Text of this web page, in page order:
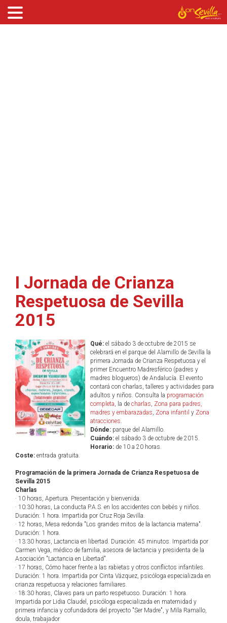
I Jornada de Crianza
Respetuosa de Sevilla
2015
Qué:el sábado 3 de octubre de 2015 se
celebrará en el parque del Alamillo de Sevilla la
primera Jornada de Crianza Respetuosa y el
primer Encuentro Madresférico (padres y
madres blogueros) de Andalucía. El evento
contará con charlas, talleres y actividades para
adultos y niños. Consulta la programación
completa, la de charlas, Zona para padres,
madres y embarazadas, Zona infantil y Zona
atracciones.
Dónde:parque del Alamillo.
Cuándo:el sábado 3 de octubre de 2015.
Horario:de 10 a 20 horas.
Coste: entrada gratuita.
Programación de la primera Jornada de Crianza Respetuosa de
Sevilla 2015
Charlas
· 10 horas, Apertura. Presentación y bienvenida.
· 10:30 horas, La conducta P.A.S. en los accidentes con bebés y niños.
Duración: 1 hora. Impartida por Cruz Roja Sevilla.
· 12 horas, Mesa redonda "Los grandes mitos de la lactancia materna".
Duración: 1 hora.
· 13:30 horas, Lactancia en libertad. Duración: 45 minutos. Impartida por
Carmen Vega, médico de familia, asesora de lactancia y presidenta de la
Asociación "Lactancia en Libertad".
· 17 horas, Cómo hacer frente a las rabietas y otros conflictos infantiles.
Duración: 1 hora. Impartida por Cinta Vázquez, psicóloga especializada en
crianza respetuosa y relaciones familiares.
· 18:30 horas, Claves para un parto respetuoso. Duración: 1 hora.
Impartida por Lidia Claudel, psicóloga especializada en maternidad y
primera infancia y cofundadora del proyecto "Ser Madre", y Mila Ramallo,
doula, trabajador